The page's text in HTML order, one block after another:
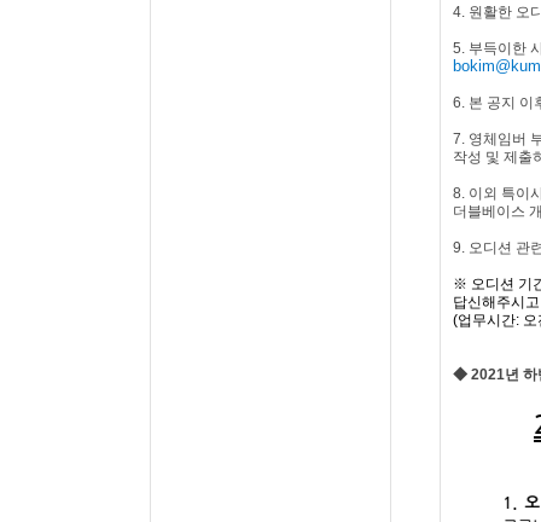
4. 원활한 오
5. 부득이한
6. 본 공지 이
7. 영체임버
작성 및 제출
8. 이외 특이
더블베이스
9. 오디션 관
※ 오디션 기
답신해주시고
(업무시간: 오
◆ 2021년